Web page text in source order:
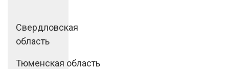
Свердловская
область
Тюменская область